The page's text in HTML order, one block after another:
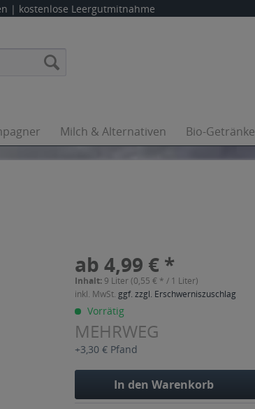
| kostenlose Leergutmitnahme
Milch & Alternativen Bio-Getränke
ab 4,99 € *
Inhalt: 9 Liter (0,55 € * / 1 Liter)
inkl. MwSt. ggf. zzgl. Erschwerniszuschlag
Vorrätig
MEHRWEG
+3,30 € Pfand
In den Warenkorb